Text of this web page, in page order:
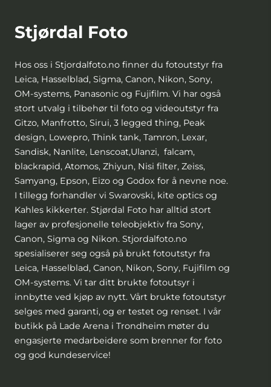
Stjørdal Foto
Hos oss i Stjordalfoto.no finner du fotoutstyr fra
Leica, Hasselblad, Sigma, Canon, Nikon, Sony,
OM-systems, Panasonic og Fujifilm. Vi har også
stort utvalg i tilbehør til foto og videoutstyr fra
Gitzo, Manfrotto, Sirui, 3 legged thing, Peak
design, Lowepro, Think tank, Tamron, Lexar,
Sandisk, Nanlite, Lenscoat,Ulanzi, falcam,
blackrapid, Atomos, Zhiyun, Nisi filter, Zeiss,
Samyang, Epson, Eizo og Godox for å nevne noe.
I tillegg forhandler vi Swarovski, kite optics og
Kahles kikkerter. Stjørdal Foto har alltid stort
lager av profesjonelle teleobjektiv fra Sony,
Canon, Sigma og Nikon. Stjordalfoto.no
spesialiserer seg også på brukt fotoutstyr fra
Leica, Hasselblad, Canon, Nikon, Sony, Fujifilm og
OM-systems. Vi tar ditt brukte fotoutsyr i
innbytte ved kjøp av nytt. Vårt brukte fotoutstyr
selges med garanti, og er testet og renset. I vår
butikk på Lade Arena i Trondheim møter du
engasjerte medarbeidere som brenner for foto
og god kundeservice!